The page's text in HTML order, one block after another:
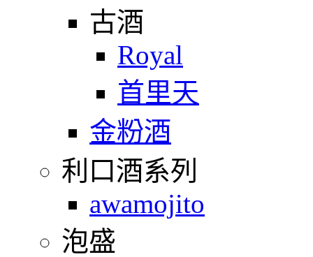
古酒
Royal
首里天
金粉酒
利口酒系列
awamojito
泡盛